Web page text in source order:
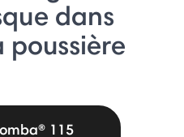
dans
poussière
115